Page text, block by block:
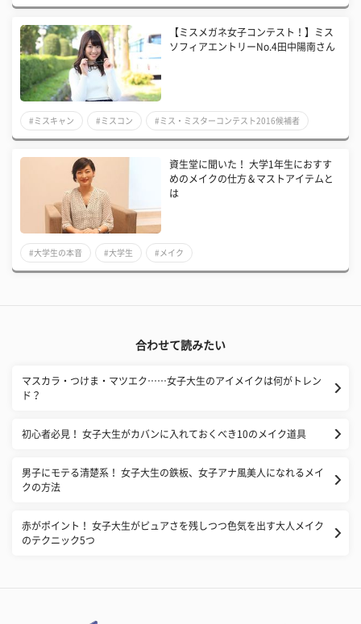
【ミスメガネ女子コンテスト！】ミス
ソフィアエントリーNo.4田中陽南さん
#ミスキャン #ミスコン #ミス・ミスターコンテスト2016候補者
資生堂に聞いた！ 大学1年生におすす
めのメイクの仕方＆マストアイテムと
は
#大学生の本音 #大学生 #メイク
合わせて読みたい
マスカラ・つけま・マツエク……女子大生のアイメイクは何がトレン
ド？
初心者必見！ 女子大生がカバンに入れておくべき10のメイク道具
男子にモテる清楚系！ 女子大生の鉄板、女子アナ風美人になれるメイ
クの方法
赤がポイント！ 女子大生がピュアさを残しつつ色気を出す大人メイク
のテクニック5つ